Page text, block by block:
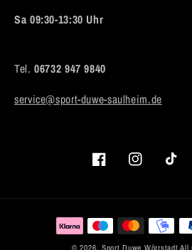
Sa 09:30-13:30 Uhr
Tel.06732 947 9840
service@sport-duwe-saulheim.de
FacebookInstagramTikTok
Payment
methods